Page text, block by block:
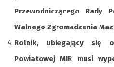
Przewodniczącego
Walnego Zgromadzenia
Rolnik, ubiegający się
Powiatowej MIR musi